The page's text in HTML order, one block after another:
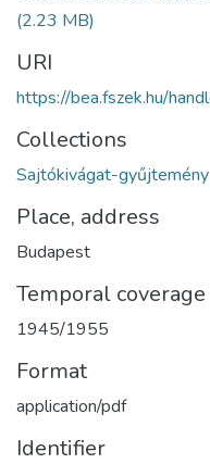
(2.23 MB)
URI
https://bea.fszek.hu/
Collections
Sajtókivágat-gyűjtemény
Place, address
Budapest
Temporal coverage
1945/1955
Format
application/pdf
Identifier